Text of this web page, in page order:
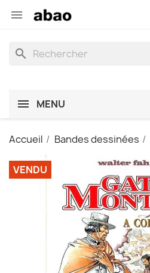

search
MENU
Accueil Bandes dessinées
VENDU